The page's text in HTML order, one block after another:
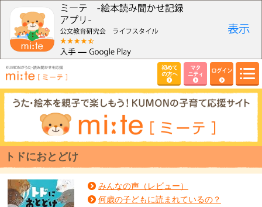
初めて
の方へ
マタ
ニティ
ログイン
トドにおとどけ
みんなの声（レビュー）
何歳の子どもに読まれているの？